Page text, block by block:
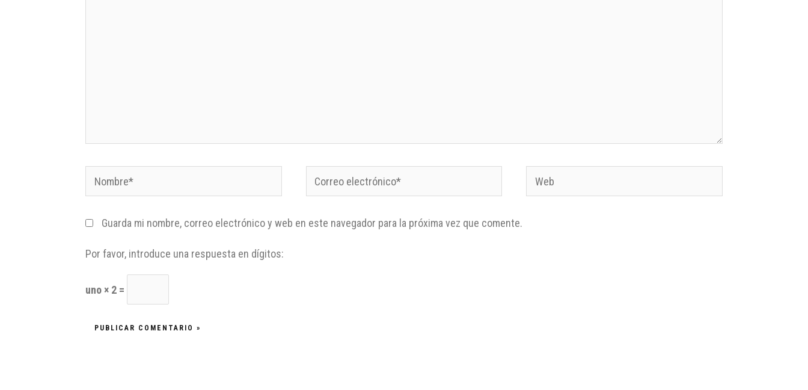
Guarda mi nombre, correo electrónico y web en este navegador para la próxima vez que comente.
Por favor, introduce una respuesta en dígitos:
uno × 2 =